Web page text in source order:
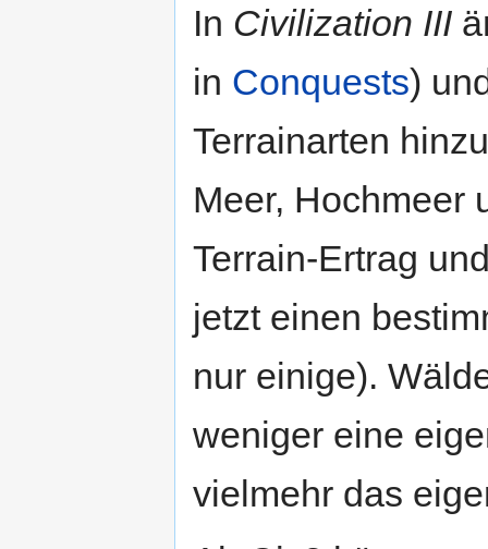
In Civilization III
in Conquests)
Terrainarten
Meer, Hochmeer
Terrain-Ertrag
jetzt einen
nur einige).
weniger eine
vielmehr das